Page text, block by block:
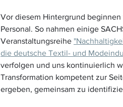
Vor diesem Hintergrund
Personal. So nahmen einige
Veranstaltungsreihe
die deutsche Textil- und
verfolgen und uns kontinuierlich
Transformation kompetent zur
ergeben, gemeinsam zu